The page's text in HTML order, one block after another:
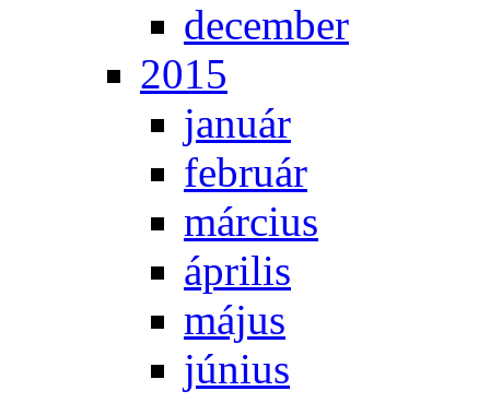
de­cem­ber
2015
ja­nu­ár
feb­ru­ár
már­ci­us
áp­ri­lis
má­jus
jú­ni­us